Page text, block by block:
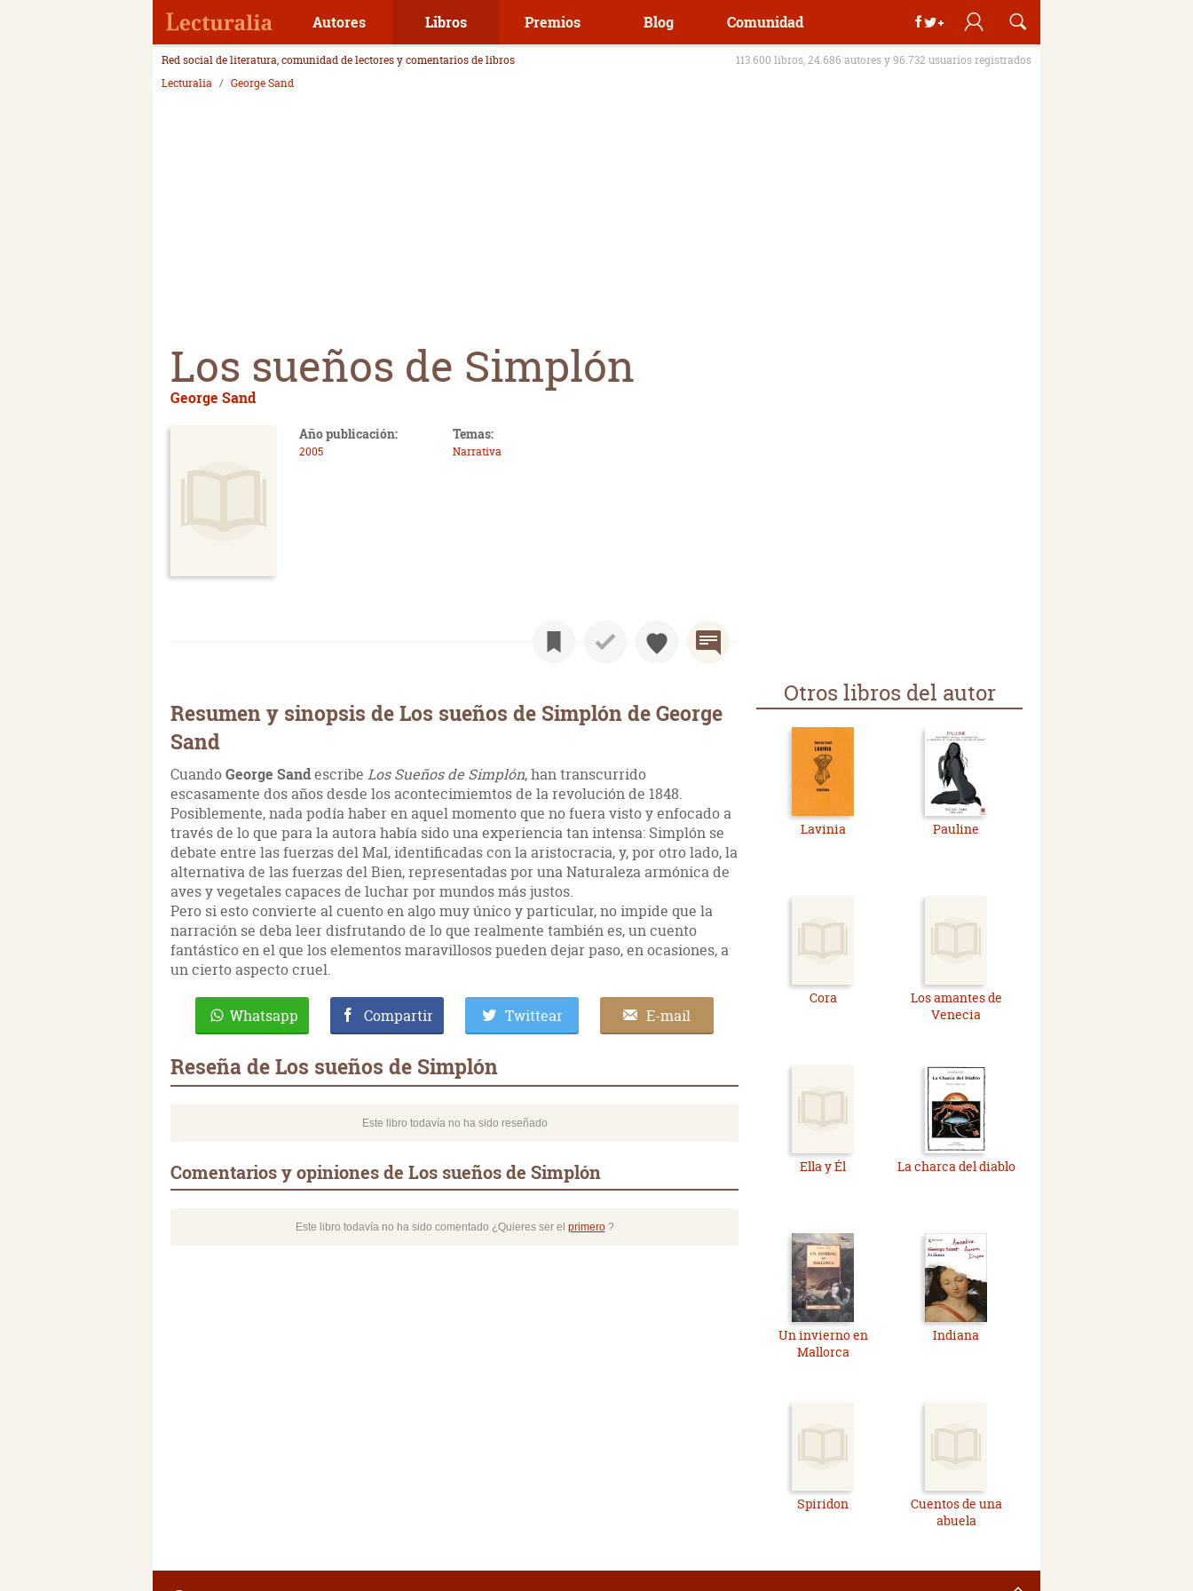
Autores Libros Premios Blog Comunidad
Red social de literatura, comunidad de lectores y comentarios de libros
113.600 libros, 24.686 autores y 96.732 usuarios registrados
Lecturalia
George Sand
Los sueños de Simplón
George Sand
Año publicación:
2005
Temas:
Narrativa
Resumen y sinopsis de Los sueños de Simplón de George
Sand
CuandoGeorge Sandescribe Los Sueños de Simplón, han transcurrido
escasamente dos años desde los acontecimiemtos de la revolución de 1848.
Posiblemente, nada podía haber en aquel momento que no fuera visto y enfocado a
través de lo que para la autora había sido una experiencia tan intensa: Simplón se
debate entre las fuerzas del Mal, identificadas con la aristocracia, y, por otro lado, la
alternativa de las fuerzas del Bien, representadas por una Naturaleza armónica de
aves y vegetales capaces de luchar por mundos más justos.
Pero si esto convierte al cuento en algo muy único y particular, no impide que la
narración se deba leer disfrutando de lo que realmente también es, un cuento
fantástico en el que los elementos maravillosos pueden dejar paso, en ocasiones, a
un cierto aspecto cruel.
Whatsapp Compartir Twittear E-mail
Reseña de Los sueños de Simplón
Este libro todavía no ha sido reseñado
Comentarios y opiniones de Los sueños de Simplón
Este libro todavía no ha sido comentado ¿Quieres ser el primero?
Otros libros del autor
Lavinia Pauline
Cora
Los amantes de
Venecia
Ella y Él La charca del diablo
Un invierno en
Mallorca
Indiana
Spiridon
Cuentos de una
abuela